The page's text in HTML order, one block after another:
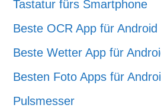
Tastatur fürs Smartphone
Beste OCR App für
Beste Wetter App für
Besten Foto Apps für
Pulsmesser